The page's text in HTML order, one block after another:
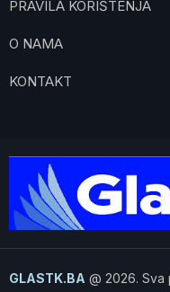
PRAVILA KORIŠTENJA
O NAMA
KONTAKT
GLASTK.BA @ 2026.